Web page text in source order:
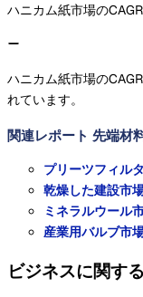
ハニカム紙市場の
ハニカム紙市場の
れています。
関連レポート 先端材
プリーツフィル
乾燥した建設市
ミネラルウール
産業用バルブ市
ビジネスに関す